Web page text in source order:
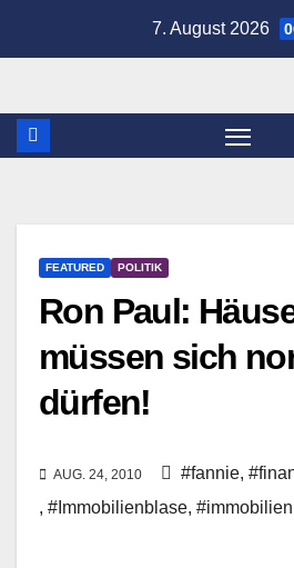
7. August 2026
FEATURED POLITIK
Ron Paul:
müssen sich
dürfen!
AUG. 24, 2010 #fannie,
, #Immobilienblase,